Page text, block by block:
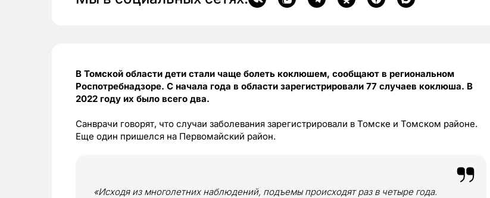
В Томской области дети стали чаще болеть коклюшем, сообщают в региональном
Роспотребнадзоре. С начала года в области зарегистрировали 77 случаев коклюша. В
2022 году их было всего два.
Санврачи говорят, что случаи заболевания зарегистрировали в Томске и Томском районе.
Еще один пришелся на Первомайский район.
«Исходя из многолетних наблюдений, подъемы происходят раз в четыре года.